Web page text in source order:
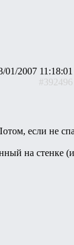
01/2007 11:18:01
#392496
если не
на стенке